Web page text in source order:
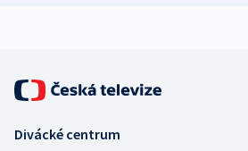
Divácké centrum